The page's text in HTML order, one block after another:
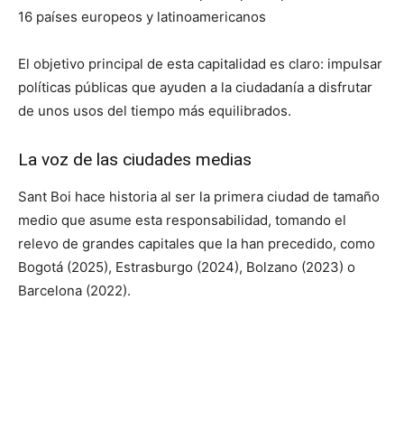
16 países europeos y latinoamericanos
El objetivo principal de esta capitalidad es claro: impulsar
políticas públicas que ayuden a la ciudadanía a disfrutar
de unos usos del tiempo más equilibrados.
La voz de las ciudades medias
Sant Boi hace historia al ser la primera ciudad de tamaño
medio que asume esta responsabilidad, tomando el
relevo de grandes capitales que la han precedido, como
Bogotá (2025), Estrasburgo (2024), Bolzano (2023) o
Barcelona (2022).